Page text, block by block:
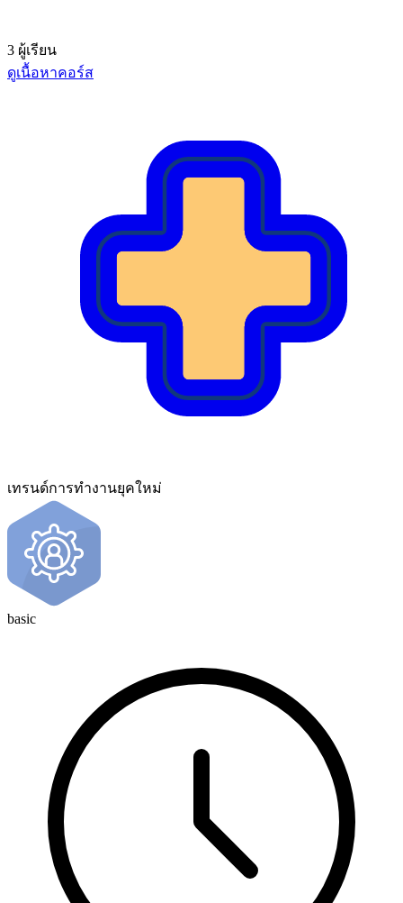
3 ผู้เรียน
ดูเนื้อหาคอร์ส
เทรนด์การทํางานยุคใหม่
basic